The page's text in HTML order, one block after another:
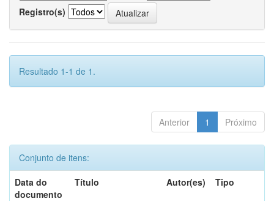
Registro(s)
Resultado 1-1 de 1.
Anterior 1 Próximo
Conjunto de itens:
Data do
documento
Título Autor(es) Tipo